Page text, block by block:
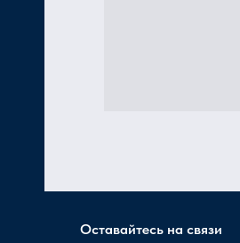
Оставайтесь на связи